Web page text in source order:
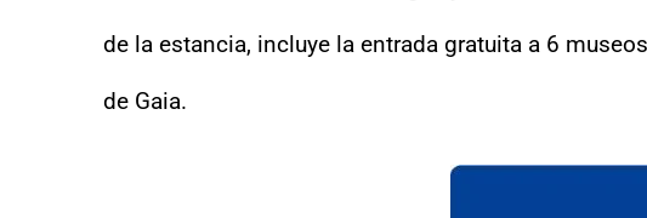
de la estancia, incluye la entrada gratuita a 6
de Gaia.